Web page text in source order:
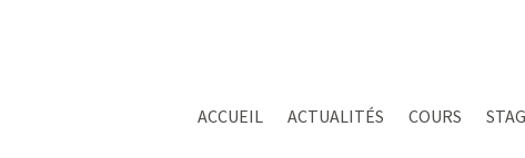
ACCUEIL ACTUALITÉS COURS